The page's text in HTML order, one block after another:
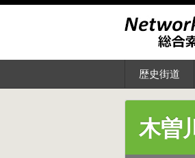
歴史街道
木曽